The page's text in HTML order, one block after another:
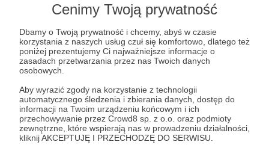
Cenimy Twoją prywatność
Dbamy o Twoją prywatność i chcemy, abyś w czasie
korzystania z naszych usług czuł się komfortowo, dlatego też
poniżej prezentujemy Ci najważniejsze informacje o
zasadach przetwarzania przez nas Twoich danych
osobowych.
Aby wyrazić zgody na korzystanie z technologii
automatycznego śledzenia i zbierania danych, dostęp do
informacji na Twoim urządzeniu końcowym i ich
przechowywanie przez Crowd8 sp. z o.o. oraz podmioty
zewnętrzne, które wspierają nas w prowadzeniu działalności,
kliknij AKCEPTUJĘ I PRZECHODZĘ DO SERWISU.
Aby zobaczyć ten materiał musisz być zalogowany
Zostań Patronem
ZSU atomowe odstraszanie powojnie
zamrożenie konfliktu Donbas Zaporoże NATO